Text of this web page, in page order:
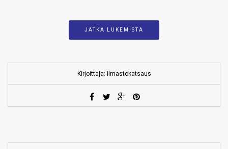
JATKA LUKEMISTA
Kirjoittaja: Ilmastokatsaus